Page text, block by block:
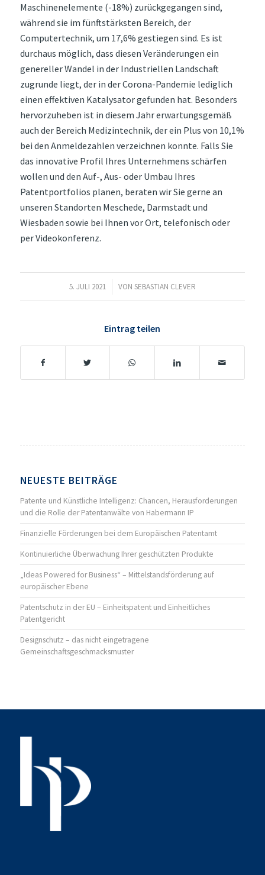
Maschinenelemente (-18%) zurückgegangen sind,
während sie im fünftstärksten Bereich, der
Computertechnik, um 17,6% gestiegen sind. Es ist
durchaus möglich, dass diesen Veränderungen ein
genereller Wandel in der Industriellen Landschaft
zugrunde liegt, der in der Corona-Pandemie lediglich
einen effektiven Katalysator gefunden hat. Besonders
hervorzuheben ist in diesem Jahr erwartungsgemäß
auch der Bereich Medizintechnik, der ein Plus von 10,1%
bei den Anmeldezahlen verzeichnen konnte. Falls Sie
das innovative Profil Ihres Unternehmens schärfen
wollen und den Auf-, Aus- oder Umbau Ihres
Patentportfolios planen, beraten wir Sie gerne an
unseren Standorten Meschede, Darmstadt und
Wiesbaden sowie bei Ihnen vor Ort, telefonisch oder
per Videokonferenz.
5. JULI 2021
/ VON SEBASTIAN CLEVER
Eintrag teilen
NEUESTE BEITRÄGE
Patente und Künstliche Intelligenz: Chancen, Herausforderungen
und die Rolle der Patentanwälte von Habermann IP
Finanzielle Förderungen bei dem Europäischen Patentamt
Kontinuierliche Überwachung Ihrer geschützten Produkte
„Ideas Powered for Business“ – Mittelstandsförderung auf
europäischer Ebene
Patentschutz in der EU – Einheitspatent und Einheitliches
Patentgericht
Designschutz – das nicht eingetragene
Gemeinschaftsgeschmacksmuster